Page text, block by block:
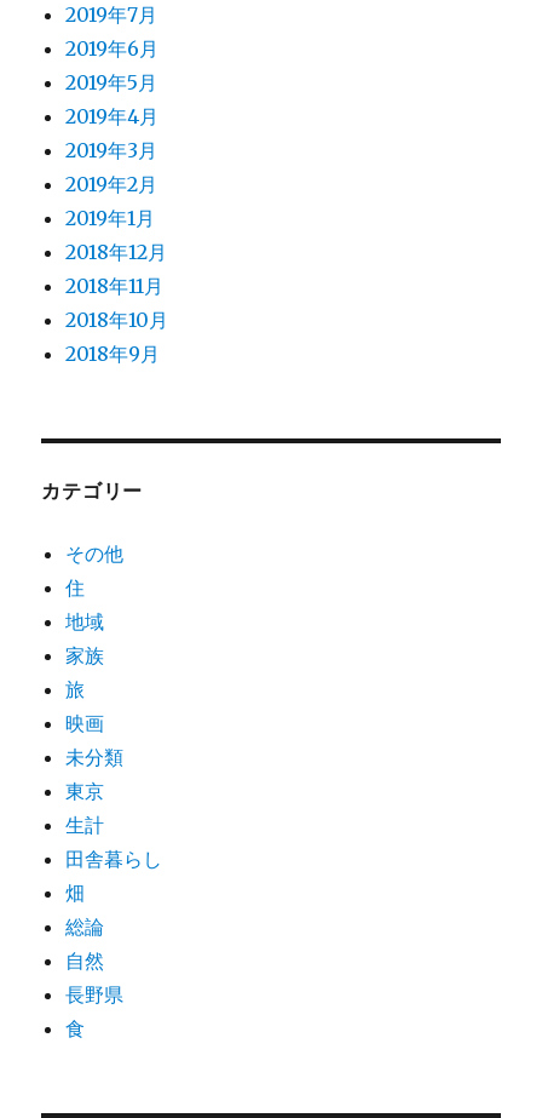
2019年7月
2019年6月
2019年5月
2019年4月
2019年3月
2019年2月
2019年1月
2018年12月
2018年11月
2018年10月
2018年9月
カテゴリー
その他
住
地域
家族
旅
映画
未分類
東京
生計
田舎暮らし
畑
総論
自然
長野県
食